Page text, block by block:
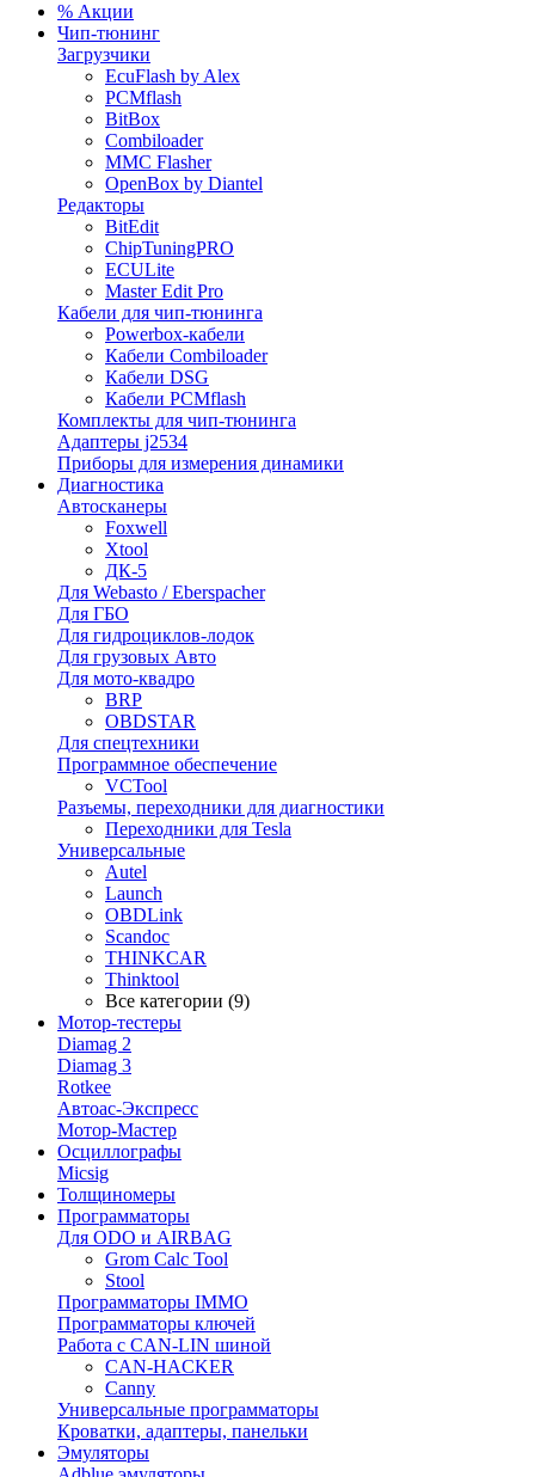
% Акции
Чип-тюнинг
Загрузчики
EcuFlash by Alex
PCMflash
BitBox
Combiloader
MMC Flasher
OpenBox by Diantel
Редакторы
BitEdit
ChipTuningPRO
ECULite
Master Edit Pro
Кабели для чип-тюнинга
Powerbox-кабели
Кабели Combiloader
Кабели DSG
Кабели PCMflash
Комплекты для чип-тюнинга
Адаптеры j2534
Приборы для измерения динамики
Диагностика
Автосканеры
Foxwell
Xtool
ДК-5
Для Webasto / Eberspacher
Для ГБО
Для гидроциклов-лодок
Для грузовых Авто
Для мото-квадро
BRP
OBDSTAR
Для спецтехники
Программное обеспечение
VCTool
Разъемы, переходники для диагностики
Переходники для Tesla
Универсальные
Autel
Launch
OBDLink
Scandoc
THINKCAR
Thinktool
Все категории (9)
Мотор-тестеры
Diamag 2
Diamag 3
Rotkee
Автоас-Экспресс
Мотор-Мастер
Осциллографы
Micsig
Толщиномеры
Программаторы
Для ODO и AIRBAG
Grom Calc Tool
Stool
Программаторы IMMO
Программаторы ключей
Работа с CAN-LIN шиной
CAN-HACKER
Canny
Универсальные программаторы
Кроватки, адаптеры, панельки
Эмуляторы